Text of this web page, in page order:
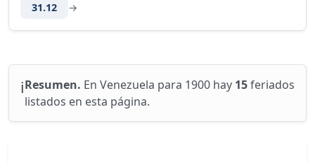
31.12
→
ℹ️Resumen. En Venezuela para 1900 hay 15feriados
listados en esta página.